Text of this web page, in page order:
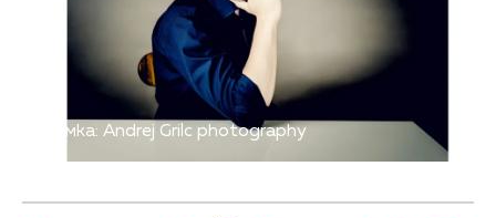
Снимка: Andrej Grilc photography